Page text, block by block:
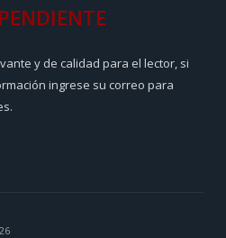
y de calidad para el lector, si
ingrese su correo para